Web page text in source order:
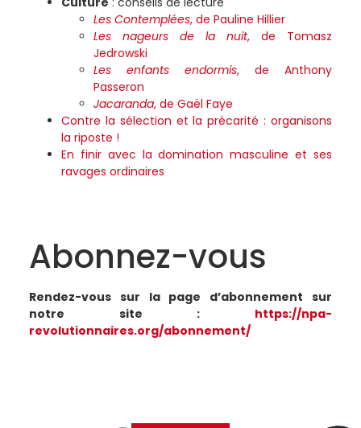
Les Contemplées, de Pauline Hillier
Les nageurs de la nuit, de Tomasz
Jedrowski
Les enfants endormis, de Anthony
Passeron
Jacaranda, de Gaël Faye
Contre la sélection et la précarité : organisons
la riposte !
En finir avec la domination masculine et ses
ravages ordinaires
Abonnez-vous
Rendez-vous sur la page d’abonnement sur
notre site : https://npa-
revolutionnaires.org/abonnement/